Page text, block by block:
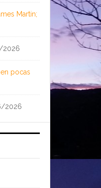
Martin;
2026
pocas
2026